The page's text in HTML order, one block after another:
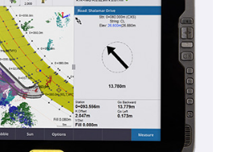
MED KABELRENDE - 1,21
moms